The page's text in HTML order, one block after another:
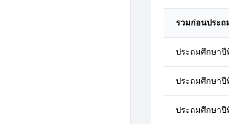
รวมก่อนประถ
ประถมศึกษาปี
ประถมศึกษาปี
ประถมศึกษาปี